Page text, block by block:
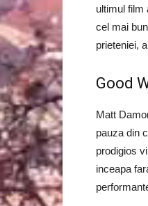
ultimul film
cel mai
prieteniei,
Good
Matt
pauza din
prodigios
inceapa